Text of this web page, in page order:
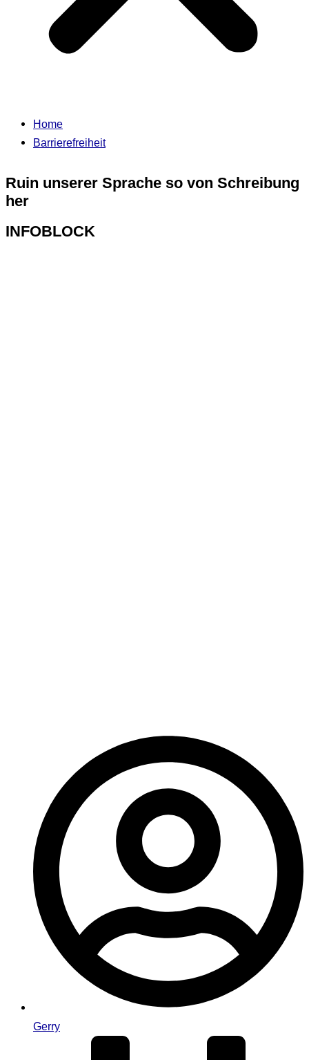
Home
Barrierefreiheit
Ruin unserer Sprache so von Schreibung
her
INFOBLOCK
Gerry